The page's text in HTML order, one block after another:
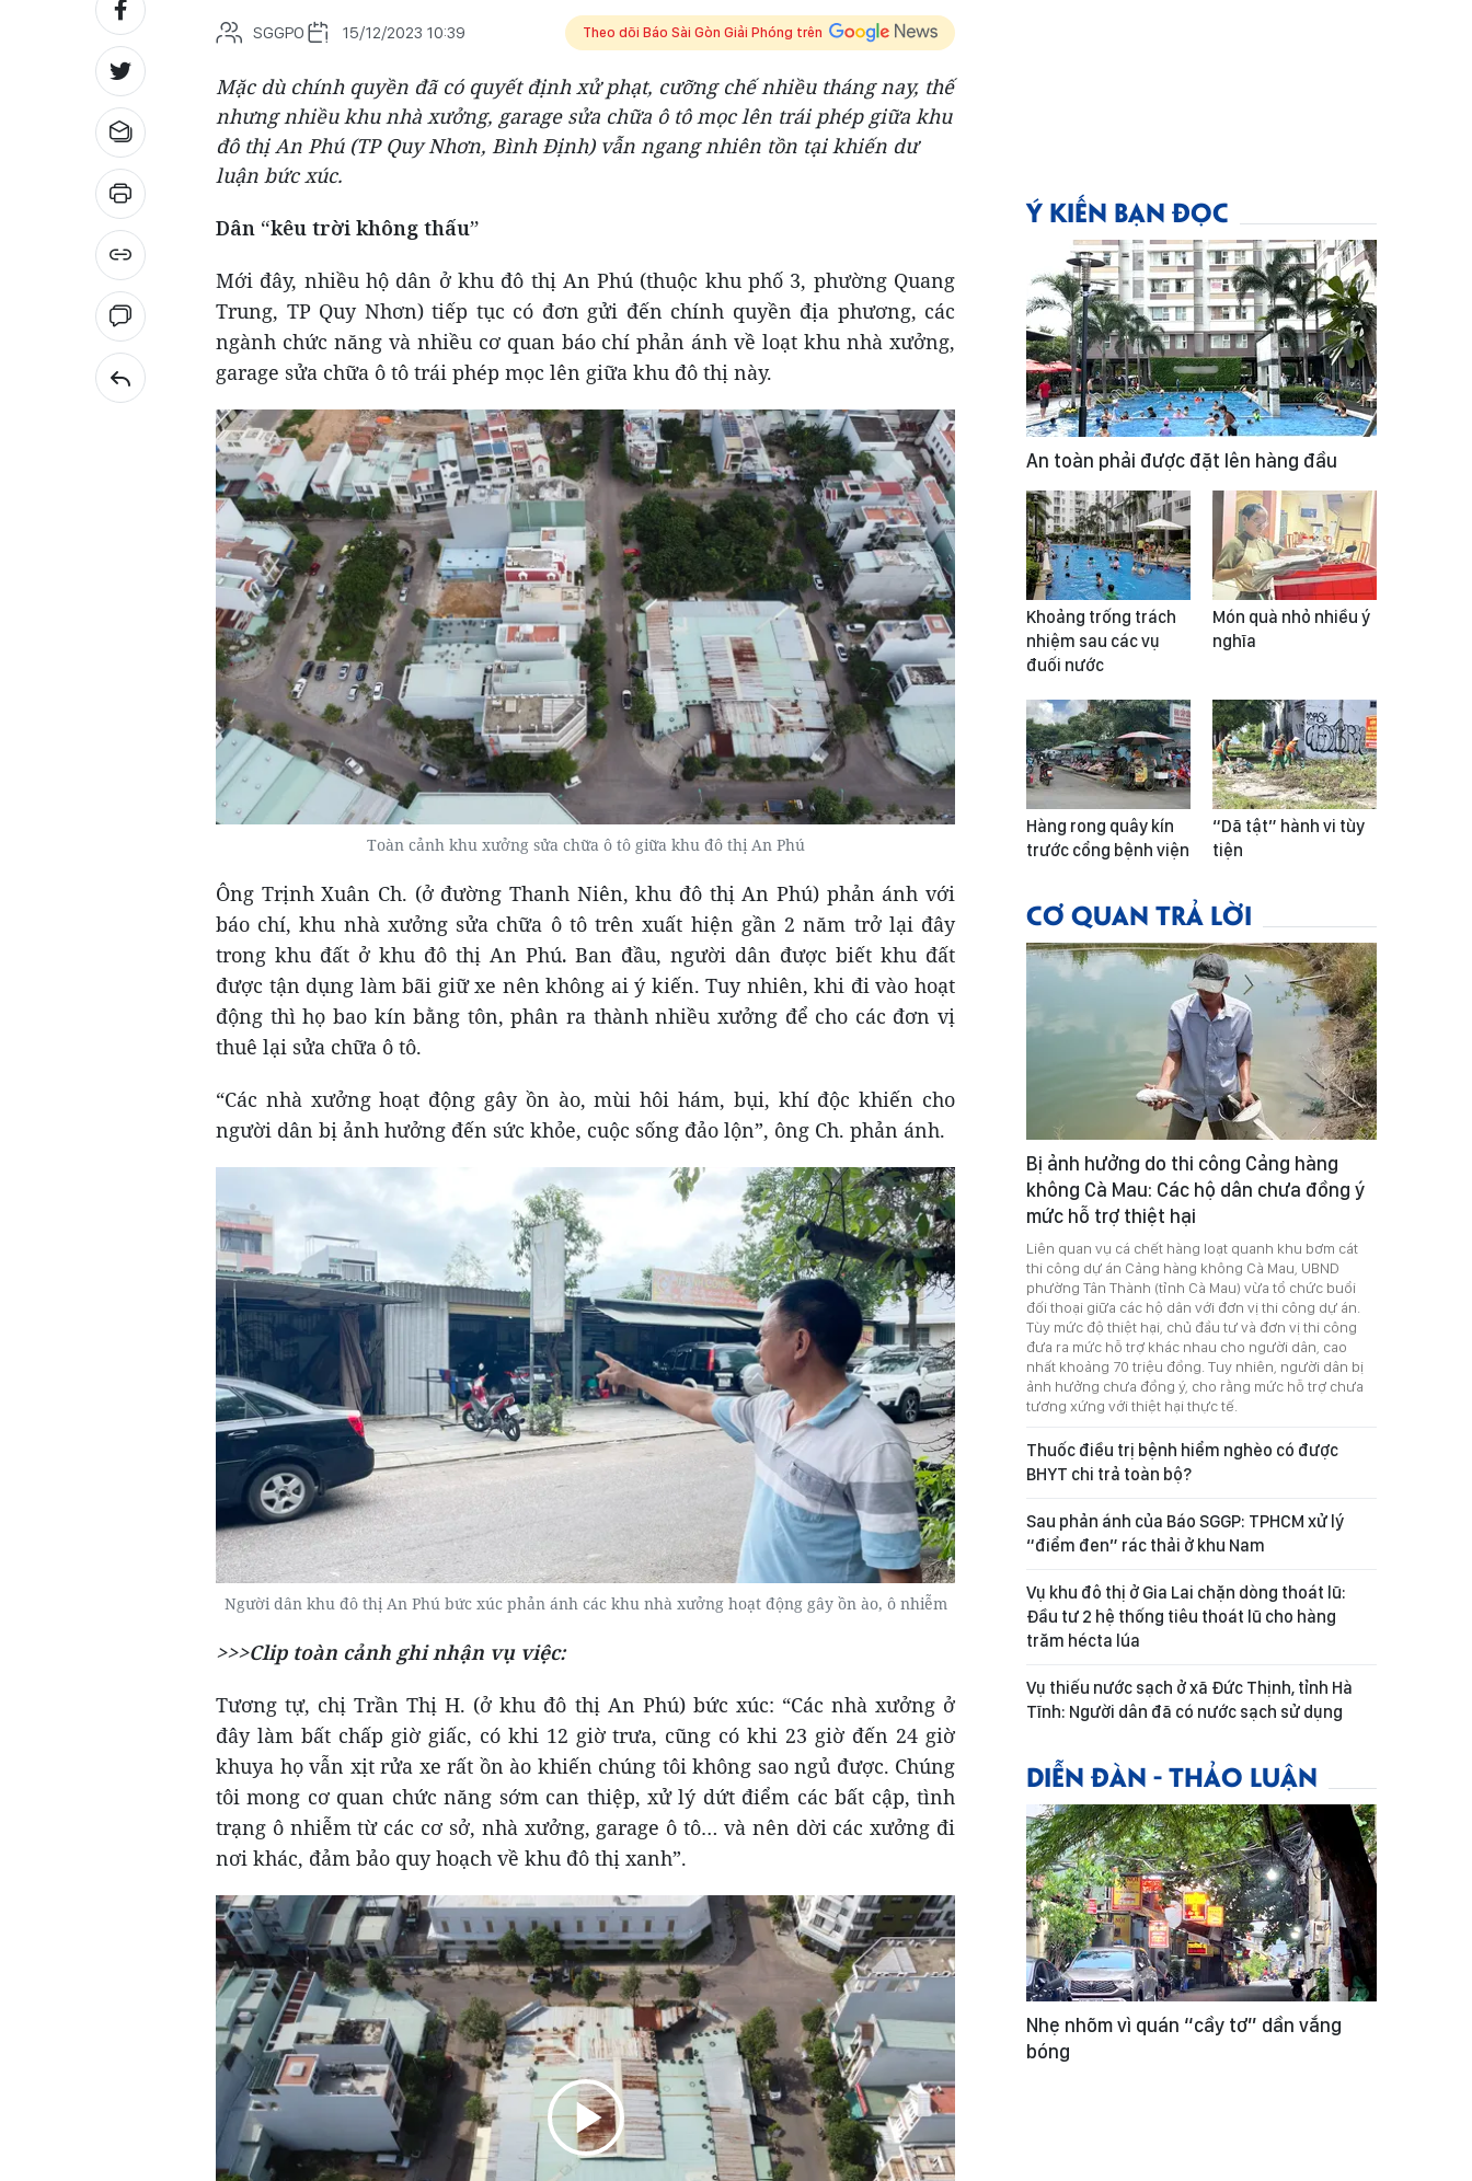
SGGPO 15/12/2023 10:39 Theo dõi Báo Sài Gòn Giải Phóng trên
Mặc dù chính quyền đã có quyết định xử phạt, cưỡng chế nhiều tháng nay, thế
nhưng nhiều khu nhà xưởng, garage sửa chữa ô tô mọc lên trái phép giữa khu
đô thị An Phú (TP Quy Nhơn, Bình Định) vẫn ngang nhiên tồn tại khiến dư
luận bức xúc.
Dân “kêu trời không thấu”
Mới đây, nhiều hộ dân ở khu đô thị An Phú (thuộc khu phố 3, phường Quang
Trung, TP Quy Nhơn) tiếp tục có đơn gửi đến chính quyền địa phương, các
ngành chức năng và nhiều cơ quan báo chí phản ánh về loạt khu nhà xưởng,
garage sửa chữa ô tô trái phép mọc lên giữa khu đô thị này.
Toàn cảnh khu xưởng sửa chữa ô tô giữa khu đô thị An Phú
Ông Trịnh Xuân Ch. (ở đường Thanh Niên, khu đô thị An Phú) phản ánh với
báo chí, khu nhà xưởng sửa chữa ô tô trên xuất hiện gần 2 năm trở lại đây
trong khu đất ở khu đô thị An Phú.Ban đầu, người dân được biết khu đất
được tận dụng làm bãi giữ xe nên không ai ý kiến. Tuy nhiên, khi đi vào hoạt
động thì họ bao kín bằng tôn, phân ra thành nhiều xưởng để cho các đơn vị
thuê lại sửa chữa ô tô.
“Các nhà xưởng hoạt động gây ồn ào, mùi hôi hám, bụi, khí độc khiến cho
người dân bị ảnh hưởng đến sức khỏe, cuộc sống đảo lộn”, ông Ch. phản ánh.
Người dân khu đô thị An Phú bức xúc phản ánh các khu nhà xưởng hoạt động gây ồn ào, ô nhiễm
>>>Clip toàn cảnh ghi nhận vụ việc:
Tương tự, chị Trần Thị H. (ở khu đô thị An Phú) bức xúc: “Các nhà xưởng ở
đây làm bất chấp giờ giấc, có khi 12 giờ trưa, cũng có khi 23 giờ đến 24 giờ
khuya họ vẫn xịt rửa xe rất ồn ào khiến chúng tôi không sao ngủ được. Chúng
tôi mong cơ quan chức năng sớm can thiệp, xử lý dứt điểm các bất cập, tình
trạng ô nhiễm từ các cơ sở, nhà xưởng, garage ô tô… và nên dời các xưởng đi
nơi khác, đảm bảo quy hoạch về khu đô thị xanh”.
Ý KIẾN BẠN ĐỌC
An toàn phải được đặt lên hàng đầu
Khoảng trống trách
nhiệm sau các vụ
đuối nước
Món quà nhỏ nhiều ý
nghĩa
Hàng rong quây kín
trước cổng bệnh viện
“Dã tật” hành vi tùy
tiện
CƠ QUAN TRẢ LỜI
Bị ảnh hưởng do thi công Cảng hàng
không Cà Mau: Các hộ dân chưa đồng ý
mức hỗ trợ thiệt hại
Liên quan vụ cá chết hàng loạt quanh khu bơm cát
thi công dự án Cảng hàng không Cà Mau, UBND
phường Tân Thành (tỉnh Cà Mau) vừa tổ chức buổi
đối thoại giữa các hộ dân với đơn vị thi công dự án.
Tùy mức độ thiệt hại, chủ đầu tư và đơn vị thi công
đưa ra mức hỗ trợ khác nhau cho người dân, cao
nhất khoảng 70 triệu đồng. Tuy nhiên, người dân bị
ảnh hưởng chưa đồng ý, cho rằng mức hỗ trợ chưa
tương xứng với thiệt hại thực tế.
Thuốc điều trị bệnh hiểm nghèo có được
BHYT chi trả toàn bộ?
Sau phản ánh của Báo SGGP: TPHCM xử lý
“điểm đen” rác thải ở khu Nam
Vụ khu đô thị ở Gia Lai chặn dòng thoát lũ:
Đầu tư 2 hệ thống tiêu thoát lũ cho hàng
trăm hécta lúa
Vụ thiếu nước sạch ở xã Đức Thịnh, tỉnh Hà
Tĩnh: Người dân đã có nước sạch sử dụng
DIỄN ĐÀN - THẢO LUẬN
Nhẹ nhõm vì quán “cầy tơ” dần vắng
bóng